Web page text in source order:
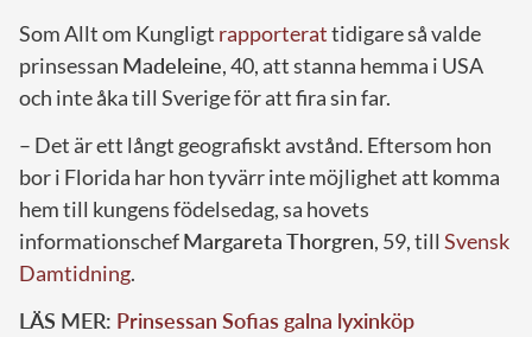
Som Allt om Kungligt rapporterattidigare så valde
prinsessan Madeleine, 40, att stanna hemma i USA
och inte åka till Sverige för att fira sin far.
– Det är ett långt geografiskt avstånd. Eftersom hon
bor i Florida har hon tyvärr inte möjlighet att komma
hem till kungens födelsedag, sa hovets
informationschefMargareta Thorgren, 59, till Svensk
Damtidning.
LÄS MER: Prinsessan Sofias galna lyxinköp